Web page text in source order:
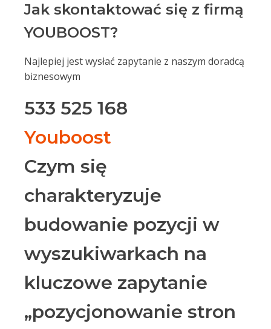
Jak skontaktować się z firmą
YOUBOOST?
Najlepiej jest wysłać zapytanie z naszym doradcą
biznesowym
533 525 168
Youboost
Czym się
charakteryzuje
budowanie pozycji w
wyszukiwarkach na
kluczowe zapytanie
„pozycjonowanie stron